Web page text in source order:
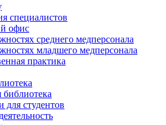
специалистов
офис
среднего медперсонала
младшего медперсонала
практика
библиотека
для студентов